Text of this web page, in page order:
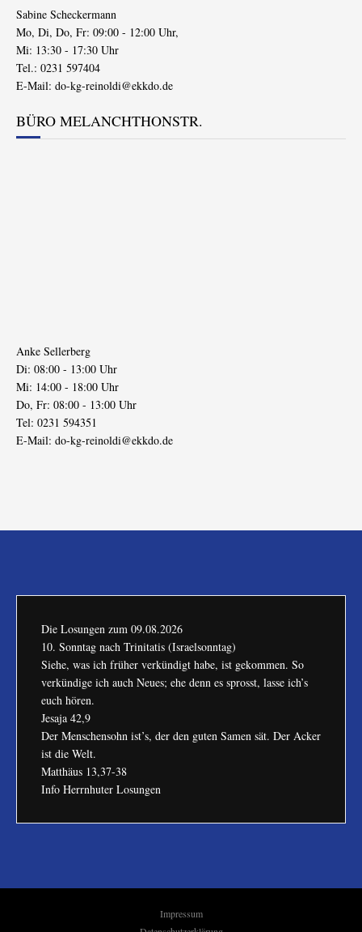
Sabine Scheckermann
Mo, Di, Do, Fr: 09:00 - 12:00 Uhr,
Mi: 13:30 - 17:30 Uhr
Tel.: 0231 597404
E-Mail: do-kg-reinoldi@ekkdo.de
BÜRO MELANCHTHONSTR.
Anke Sellerberg
Di: 08:00 - 13:00 Uhr
Mi: 14:00 - 18:00 Uhr
Do, Fr: 08:00 - 13:00 Uhr
Tel: 0231 594351
E-Mail: do-kg-reinoldi@ekkdo.de
Die Losungen zum 09.08.2026
10. Sonntag nach Trinitatis (Israelsonntag)
Siehe, was ich früher verkündigt habe, ist gekommen. So
verkündige ich auch Neues; ehe denn es sprosst, lasse ich’s
euch hören.
Jesaja 42,9
Der Menschensohn ist’s, der den guten Samen sät. Der Acker
ist die Welt.
Matthäus 13,37-38
Info Herrnhuter Losungen
Impressum